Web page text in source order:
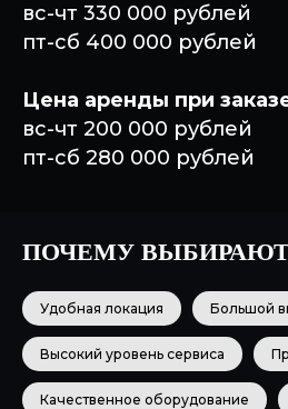
вс-чт 330 000 рублей
пт-сб 400 000 рублей
Цена аренды при
вс-чт 200 000 рублей
пт-сб 280 000 рублей
ПОЧЕМУ
Удобная локация Большой
Высокий уровень сервиса
Качественное оборудование